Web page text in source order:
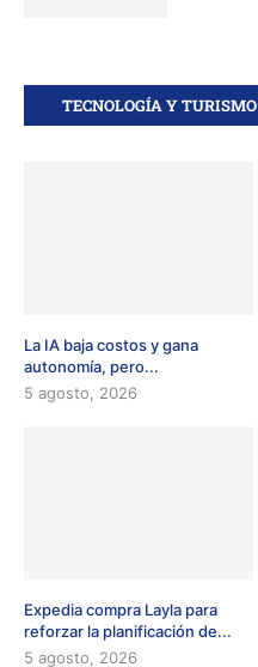
TECNOLOGÍA Y TURISMO
La IA baja costos y gana
autonomía, pero...
5 agosto, 2026
Expedia compra Layla para
reforzar la planificación de...
5 agosto, 2026